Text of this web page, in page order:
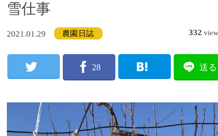
雪仕事
2021.01.29 農園日誌 332 view
28 送る